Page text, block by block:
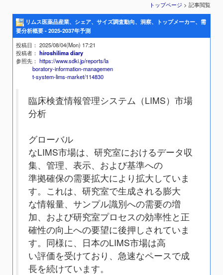
トップページ > 記事閲覧
リムス医薬品産業、シェア、サイズ調査動向、洞察、トップメーカー、需
要分析概要 - 2025-2037年予測
投稿日 ： 2025/08/04(Mon) 17:21
投稿者 ：hiroshilima diary
参照先 ：https://www.sdki.jp/reports/la
boratory-information-managemen
t-system-lims-market/114830
臨床検査情報管理システム（LIMS）市場
分析
グローバル
なLIMS市場は、研究室におけるデータ収
集、管理、表示、および基準への
準拠確保の需要拡大により拡大していま
す。これは、研究室で生成される膨大
な情報量、サンプル識別への需要の増
加、および研究室プロセスの効率性と正
確性の向上への要望に後押しされていま
す。同様に、日本のLIMS市場は高
い評価を受けており、急速なペースで成
長を続けています。